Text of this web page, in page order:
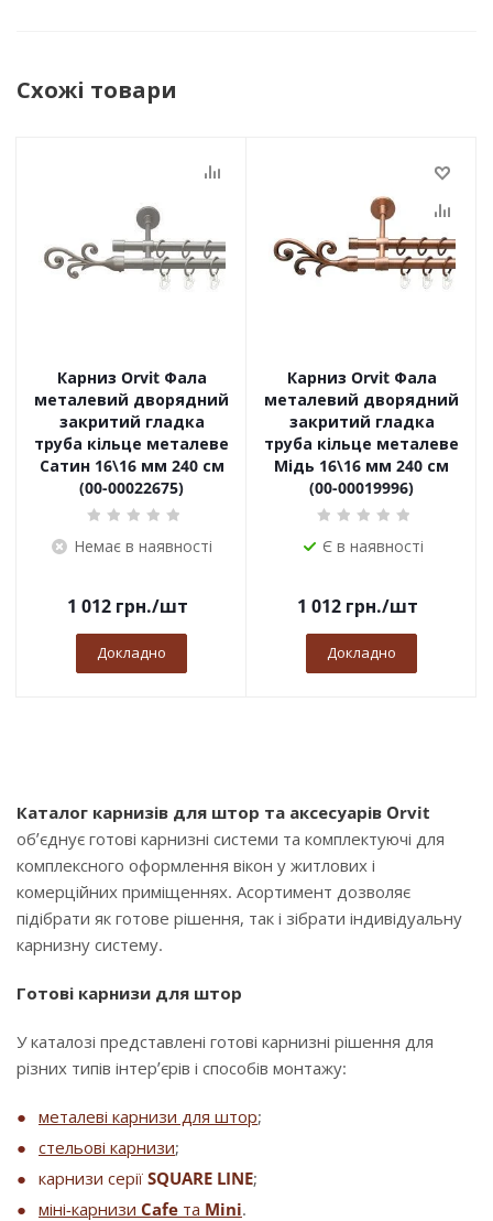
Схожі товари
Карниз Orvit Фала
металевий дворядний
закритий гладка
труба кільце металеве
Сатин 16\16 мм 240 см
(00-00022675)
Немає в наявності
1 012 грн./шт
Докладно
Карниз Orvit Фала
металевий дворядний
закритий гладка
труба кільце металеве
Мідь 16\16 мм 240 см
(00-00019996)
Є в наявності
1 012 грн./шт
Докладно
Каталог карнизів для штор та аксесуарів Orvit
об’єднує готові карнизні системи та комплектуючі для
комплексного оформлення вікон у житлових і
комерційних приміщеннях. Асортимент дозволяє
підібрати як готове рішення, так і зібрати індивідуальну
карнизну систему.
Готові карнизи для штор
У каталозі представлені готові карнизні рішення для
різних типів інтер’єрів і способів монтажу:
металеві карнизи для штор;
стельові карнизи;
карнизи серії SQUARE LINE;
міні-карнизи Cafe та Mini.